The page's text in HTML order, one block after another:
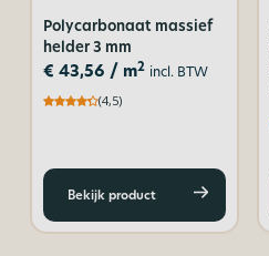
Polycarbonaat massief
helder 3 mm
€ 43,56 / m2 incl. BTW
(4,5)
Bekijk product